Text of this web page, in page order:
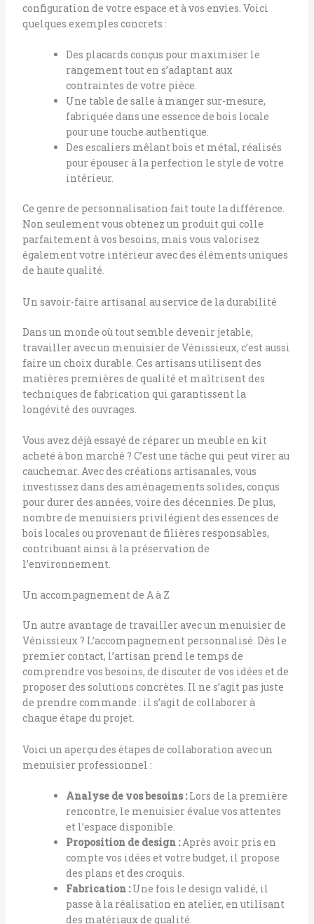
configuration de votre espace et à vos envies. Voici
quelques exemples concrets :
Des placards conçus pour maximiser le
rangement tout en s’adaptant aux
contraintes de votre pièce.
Une table de salle à manger sur-mesure,
fabriquée dans une essence de bois locale
pour une touche authentique.
Des escaliers mêlant bois et métal, réalisés
pour épouser à la perfection le style de votre
intérieur.
Ce genre de personnalisation fait toute la différence.
Non seulement vous obtenez un produit qui colle
parfaitement à vos besoins, mais vous valorisez
également votre intérieur avec des éléments uniques
de haute qualité.
Un savoir-faire artisanal au service de la durabilité
Dans un monde où tout semble devenir jetable,
travailler avec un menuisier de Vénissieux, c’est aussi
faire un choix durable. Ces artisans utilisent des
matières premières de qualité et maîtrisent des
techniques de fabrication qui garantissent la
longévité des ouvrages.
Vous avez déjà essayé de réparer un meuble en kit
acheté à bon marché ? C’est une tâche qui peut virer au
cauchemar. Avec des créations artisanales, vous
investissez dans des aménagements solides, conçus
pour durer des années, voire des décennies. De plus,
nombre de menuisiers privilégient des essences de
bois locales ou provenant de filières responsables,
contribuant ainsi à la préservation de
l’environnement.
Un accompagnement de A à Z
Un autre avantage de travailler avec un menuisier de
Vénissieux ? L’accompagnement personnalisé. Dès le
premier contact, l’artisan prend le temps de
comprendre vos besoins, de discuter de vos idées et de
proposer des solutions concrètes. Il ne s’agit pas juste
de prendre commande : il s’agit de collaborer à
chaque étape du projet.
Voici un aperçu des étapes de collaboration avec un
menuisier professionnel :
Analyse de vos besoins :Lors de la première
rencontre, le menuisier évalue vos attentes
et l’espace disponible.
Proposition de design :Après avoir pris en
compte vos idées et votre budget, il propose
des plans et des croquis.
Fabrication :Une fois le design validé, il
passe à la réalisation en atelier, en utilisant
des matériaux de qualité.